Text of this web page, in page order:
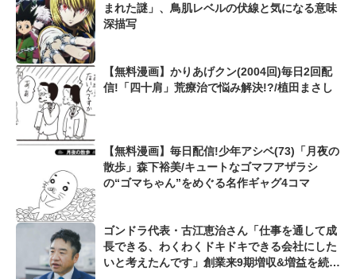
まれた謎」、鳥肌レベルの伏線と気になる意味
深描写
【無料漫画】かりあげクン(2004回)毎日2回配
信!「四十肩」荒療治で悩み解決!?/植田まさし
【無料漫画】毎日配信!少年アシベ(73)「月夜の
散歩」森下裕美/キュートなゴマフアザラシ
の“ゴマちゃん”をめぐる名作ギャグ4コマ
ゴンドラ代表・古江恵治さん「仕事を通して成
長できる、わくわくドキドキできる会社にした
いと考えたんです」創業来9期増収&増益を続け